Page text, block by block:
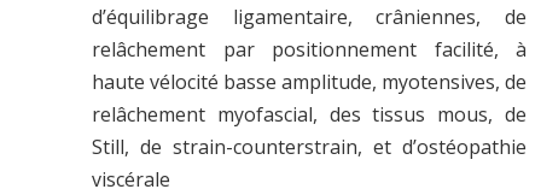
d’équilibrage ligamentaire, crâniennes, de
relâchement par positionnement facilité, à
haute vélocité basse amplitude, myotensives, de
relâchement myofascial, des tissus mous, de
Still, de strain-counterstrain, et d’ostéopathie
viscérale